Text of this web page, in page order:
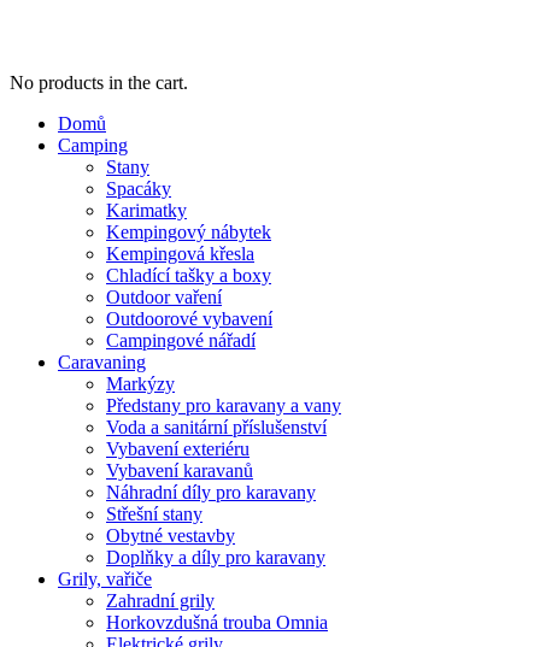
No products in the cart.
Domů
Camping
Stany
Spacáky
Karimatky
Kempingový nábytek
Kempingová křesla
Chladící tašky a boxy
Outdoor vaření
Outdoorové vybavení
Campingové nářadí
Caravaning
Markýzy
Předstany pro karavany a vany
Voda a sanitární příslušenství
Vybavení exteriéru
Vybavení karavanů
Náhradní díly pro karavany
Střešní stany
Obytné vestavby
Doplňky a díly pro karavany
Grily, vařiče
Zahradní grily
Horkovzdušná trouba Omnia